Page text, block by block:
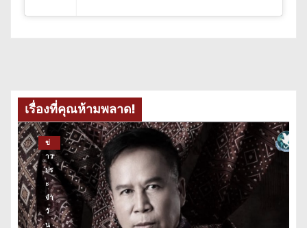
เรื่องที่คุณห้ามพลาด!
ข่
าว
ปร
ะ
จำ
วั
น